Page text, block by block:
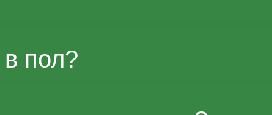
возможны изменения
и влияние на стоимость
пол?